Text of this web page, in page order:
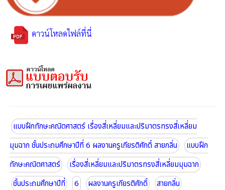
ดาวน์โหลดไฟล์ที่นี่
แบบฝึกทักษะคณิตศาสตร์ เรื่องสี่เหลี่ยมและปริมาตรทรงสี่เหลี่ยม
มุมฉาก ชั้นประถมศึกษาปีที่ 6 ผลงานครูเกียรติศักดิ์ สายกลิ่น
แบบฝึก
ทักษะคณิตศาสตร์
เรื่องสี่เหลี่ยมและปริมาตรทรงสี่เหลี่ยมมุมฉาก
ชั้นประถมศึกษาปีที่
6 ผลงานครูเกียรติศักดิ์ สายกลิ่น